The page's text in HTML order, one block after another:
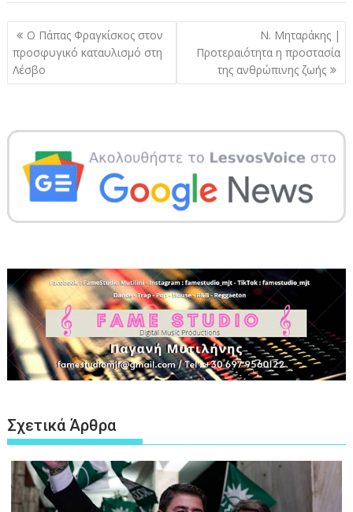
Πλοήγηση
άρθρων
Ο Πάπας Φραγκίσκος στον
προσφυγικό καταυλισμό στη
Λέσβο
Ν. Μηταράκης |
Προτεραιότητα η προστασία
της ανθρώπινης ζωής
Σχετικά Άρθρα